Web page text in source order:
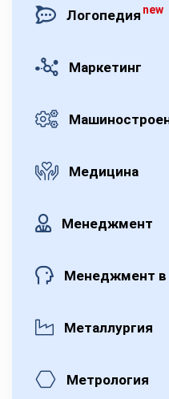
Логопедия new
Маркетинг
Медицина
Менеджмент
Менеджмент в
Металлургия
Метрология